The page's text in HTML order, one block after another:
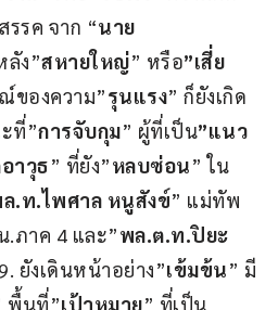
รค จาก “นาย
ลัง”สหายใหญ่” หรือ”เสี่ย
ของความ”รุนแรง” ก็ยังเกิด
ที่”การจับกุม” ผู้ที่เป็น”แนว
าวุธ” ที่ยัง”หลบซ่อน” ใน
.ท.ไพศาล หนูสังข์” แม่ทัพ
ภาค 4 และ”พล.ต.ท.ปิยะ
ยังเดินหน้าอย่าง”เข้มข้น” มี
พื้นที่”เป้าหมาย” ที่เป็น